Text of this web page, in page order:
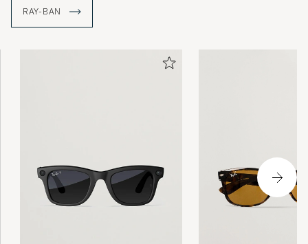
ulkopuolella. Näin sai alkunsa legendaarinen
aurinkolasimerkki Ray-Ban.
RAY-BAN